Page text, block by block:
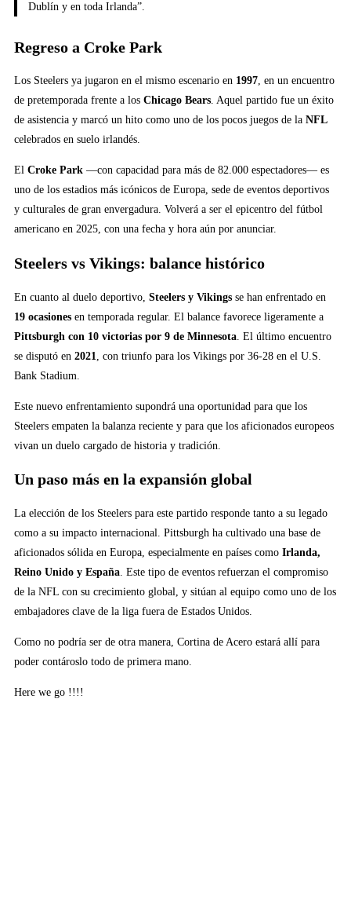
Dublín y en toda Irlanda”.
Regreso a Croke Park
Los Steelers ya jugaron en el mismo escenario en 1997, en un encuentro
de pretemporada frente a los Chicago Bears. Aquel partido fue un éxito
de asistencia y marcó un hito como uno de los pocos juegos de la NFL
celebrados en suelo irlandés.
El Croke Park —con capacidad para más de 82.000 espectadores— es
uno de los estadios más icónicos de Europa, sede de eventos deportivos
y culturales de gran envergadura. Volverá a ser el epicentro del fútbol
americano en 2025, con una fecha y hora aún por anunciar.
Steelers vs Vikings: balance histórico
En cuanto al duelo deportivo, Steelers y Vikings se han enfrentado en
19 ocasiones en temporada regular. El balance favorece ligeramente a
Pittsburgh con 10 victorias por 9 de Minnesota . El último encuentro
se disputó en 2021
, con triunfo para los Vikings por 36-28 en el U.S.
Bank Stadium.
Este nuevo enfrentamiento supondrá una oportunidad para que los
Steelers empaten la balanza reciente y para que los aficionados europeos
vivan un duelo cargado de historia y tradición.
Un paso más en la expansión global
La elección de los Steelers para este partido responde tanto a su legado
como a su impacto internacional. Pittsburgh ha cultivado una base de
aficionados sólida en Europa, especialmente en países como Irlanda,
Reino Unido y España . Este tipo de eventos refuerzan el compromiso
de la NFL con su crecimiento global, y sitúan al equipo como uno de los
embajadores clave de la liga fuera de Estados Unidos.
Como no podría ser de otra manera, Cortina de Acero estará allí para
poder contároslo todo de primera mano.
Here we go !!!!